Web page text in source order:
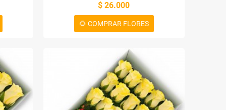
$ 26.000
🌻 COMPRAR FLORES